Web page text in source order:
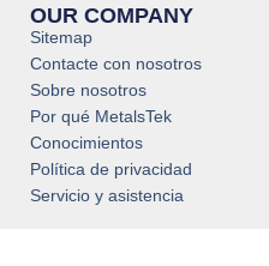
OUR COMPANY
Sitemap
Contacte con nosotros
Sobre nosotros
Por qué MetalsTek
Conocimientos
Política de privacidad
Servicio y asistencia